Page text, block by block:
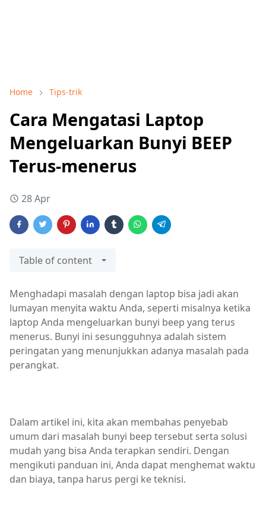
Home Tips-trik
Cara Mengatasi Laptop
Mengeluarkan Bunyi BEEP
Terus-menerus
28 Apr
Table of content
Menghadapi masalah dengan laptop bisa jadi akan
lumayan menyita waktu Anda, seperti misalnya ketika
laptop Anda mengeluarkan bunyi beep yang terus
menerus. Bunyi ini sesungguhnya adalah sistem
peringatan yang menunjukkan adanya masalah pada
perangkat.
Dalam artikel ini, kita akan membahas penyebab
umum dari masalah bunyi beep tersebut serta solusi
mudah yang bisa Anda terapkan sendiri. Dengan
mengikuti panduan ini, Anda dapat menghemat waktu
dan biaya, tanpa harus pergi ke teknisi.